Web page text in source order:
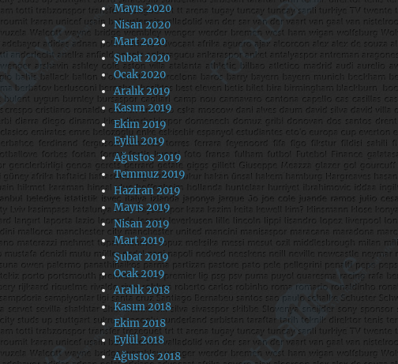
Mayıs 2020
Nisan 2020
Mart 2020
Şubat 2020
Ocak 2020
Aralık 2019
Kasım 2019
Ekim 2019
Eylül 2019
Ağustos 2019
Temmuz 2019
Haziran 2019
Mayıs 2019
Nisan 2019
Mart 2019
Şubat 2019
Ocak 2019
Aralık 2018
Kasım 2018
Ekim 2018
Eylül 2018
Ağustos 2018